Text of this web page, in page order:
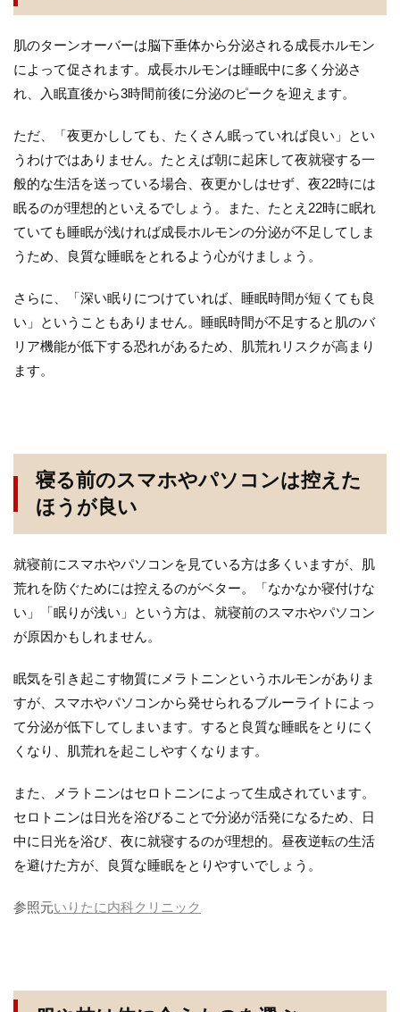
肌のターンオーバーは脳下垂体から分泌される成長ホルモン
によって促されます。成長ホルモンは睡眠中に多く分泌さ
れ、入眠直後から3時間前後に分泌のピークを迎えます。
ただ、「夜更かししても、たくさん眠っていれば良い」とい
うわけではありません。たとえば朝に起床して夜就寝する一
般的な生活を送っている場合、夜更かしはせず、夜22時には
眠るのが理想的といえるでしょう。また、たとえ22時に眠れ
ていても睡眠が浅ければ成長ホルモンの分泌が不足してしま
うため、良質な睡眠をとれるよう心がけましょう。
さらに、「深い眠りにつけていれば、睡眠時間が短くても良
い」ということもありません。睡眠時間が不足すると肌のバ
リア機能が低下する恐れがあるため、肌荒れリスクが高まり
ます。
寝る前のスマホやパソコンは控えた
ほうが良い
就寝前にスマホやパソコンを見ている方は多くいますが、肌
荒れを防ぐためには控えるのがベター。「なかなか寝付けな
い」「眠りが浅い」という方は、就寝前のスマホやパソコン
が原因かもしれません。
眠気を引き起こす物質にメラトニンというホルモンがありま
すが、スマホやパソコンから発せられるブルーライトによっ
て分泌が低下してしまいます。すると良質な睡眠をとりにく
くなり、肌荒れを起こしやすくなります。
また、メラトニンはセロトニンによって生成されています。
セロトニンは日光を浴びることで分泌が活発になるため、日
中に日光を浴び、夜に就寝するのが理想的。昼夜逆転の生活
を避けた方が、良質な睡眠をとりやすいでしょう。
参照元いりたに内科クリニック